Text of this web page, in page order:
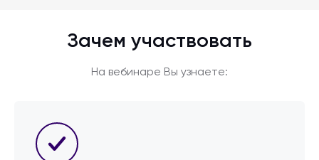
Зачем участвовать
На вебинаре Вы узнаете: